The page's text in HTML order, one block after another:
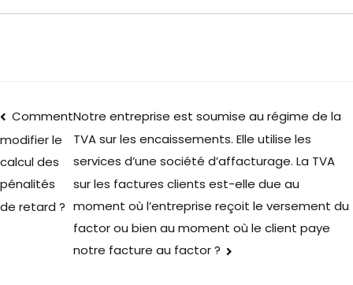
Comment
modifier le
calcul des
pénalités
de retard ?
Notre entreprise est soumise au régime de la
TVA sur les encaissements. Elle utilise les
services d’une société d’affacturage. La TVA
sur les factures clients est-elle due au
moment où l’entreprise reçoit le versement du
factor ou bien au moment où le client paye
notre facture au factor ?